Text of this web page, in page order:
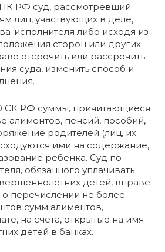
РФ суд, рассмотревший
лиц, участвующих в деле,
исполнителя либо исходя из
сторон или других
отсрочить или рассрочить
суда, изменить способ и
СК РФ суммы, причитающиеся
алиментов, пенсий, пособий,
родителей (лиц, их
ими на содержание,
ребенка. Суд по
обязанного уплачивать
детей, вправе
перечислении не более
сумм алиментов,
на счета, открытые на имя
детей в банках.